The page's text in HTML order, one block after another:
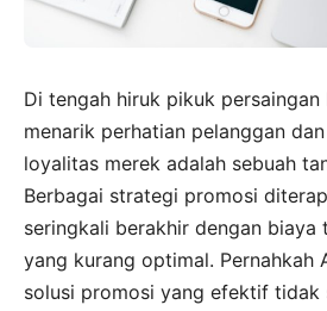
Di tengah hiruk pikuk persaingan
menarik perhatian pelanggan
loyalitas merek adalah sebuah
Berbagai strategi promosi
seringkali berakhir dengan biaya
yang kurang optimal. Pernahkah
solusi promosi yang efektif tidak